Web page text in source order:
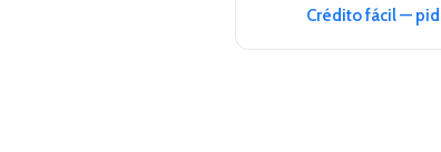
Crédito fácil —